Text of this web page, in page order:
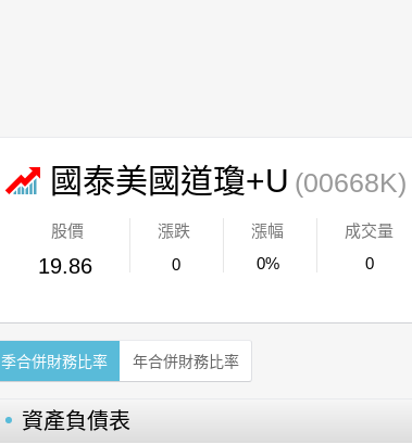
國泰美國道瓊+U (00668K)
股價
19.86
漲跌
0
漲幅
0%
成交量
0
季合併財務比率 年合併財務比率
資產負債表